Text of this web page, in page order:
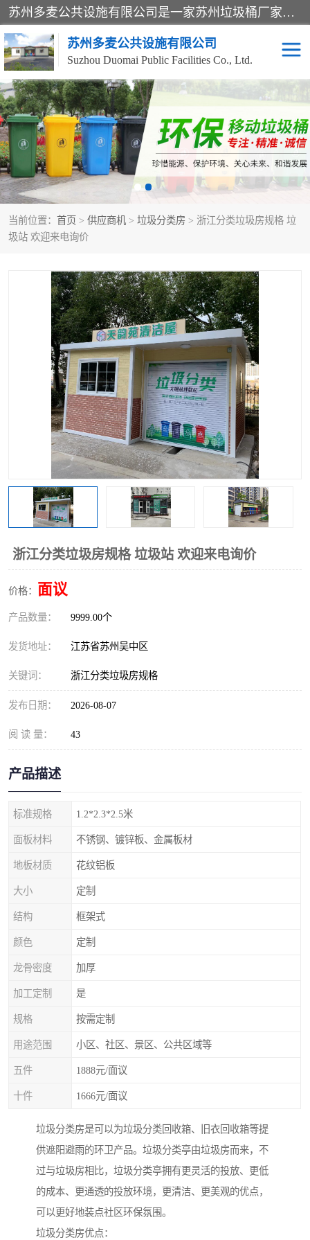
苏州多麦公共设施有限公司是一家苏州垃圾桶厂家，主营：塑料垃圾桶、分类果皮箱、户外园林椅、保安岗亭等产品厂家。全国统一热线电话：17105580222。公司组建完善的团队。设计人员，能根据客户要求，提供适合的设计方案，来满足客户的需求。
苏州多麦公共设施有限公司
Suzhou Duomai Public Facilities Co., Ltd.
当前位置： 首页 > 供应商机 > 垃圾分类房 > 浙江分类垃圾房规格 垃
圾站 欢迎来电询价
浙江分类垃圾房规格 垃圾站 欢迎来电询价
价格： 面议
产品数量： 9999.00个
发货地址： 江苏省苏州吴中区
关键词： 浙江分类垃圾房规格
发布日期： 2026-08-07
阅 读 量： 43
产品描述
标准规格 1.2*2.3*2.5米
面板材料 不锈钢、镀锌板、金属板材
地板材质 花纹铝板
大小 定制
结构 框架式
颜色 定制
龙骨密度 加厚
加工定制 是
规格 按需定制
用途范围 小区、社区、景区、公共区域等
五件 1888元/面议
十件 1666元/面议
垃圾分类房是可以为垃圾分类回收箱、旧衣回收箱等提
供遮阳避雨的环卫产品。垃圾分类亭由垃圾房而来，不
过与垃圾房相比，垃圾分类亭拥有更灵活的投放、更低
的成本、更通透的投放环境，更清洁、更美观的优点，
可以更好地装点社区环保氛围。
垃圾分类房优点：
办公室脚踩垃圾桶 保安岗亭
分类果皮箱 公园椅
垃圾分类房 塑料垃圾桶
防疫岗亭 吸烟岗亭